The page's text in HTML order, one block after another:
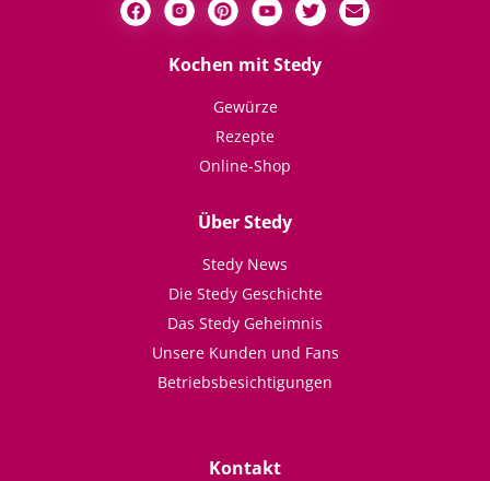
Kochen mit Stedy
Gewürze
Rezepte
Online-Shop
Über Stedy
Stedy News
Die Stedy Geschichte
Das Stedy Geheimnis
Unsere Kunden und Fans
Betriebsbesichtigungen
Kontakt